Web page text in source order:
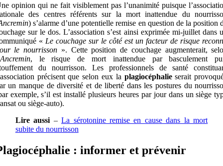
opinion qui ne fait visiblement pas l’unanimité puisque
des centres référents sur la mort inattendue du
) s’alarme d’une potentielle remise en question de la position
sur le dos. L’association s’est ainsi exprimée mi-juillet dans
« Le couchage sur le côté est un facteur de risque
le nourrisson ». Cette position de couchage augmenterait,
Ancremin, le risque de mort inattendue par basculement
du nourrisson. Les professionnels de santé
précisent que selon eux la plagiocéphalieserait
un manque de diversité et de liberté dans les postures du
exemple, s’il est installé plusieurs heures par jour dans un siège
ou siège-auto).
Lire aussi –La sérotonine remise en cause dans la mort
subite du nourrisson
: informer et prévenir